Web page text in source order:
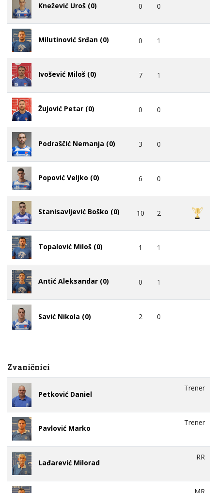
Knežević Uroš (0) 0 0
Milutinović Srđan (0) 0 1
Ivošević Miloš (0) 7 1
Žujović Petar (0) 0 0
Podraščić Nemanja (0) 3 0
Popović Veljko (0) 6 0
Stanisavljević Boško (0) 10 2
Topalović Miloš (0) 1 1
Antić Aleksandar (0) 0 1
Savić Nikola (0) 2 0
Zvaničnici
Petković Daniel
Trener
Pavlović Marko
Trener
Lađarević Milorad
RR
MR